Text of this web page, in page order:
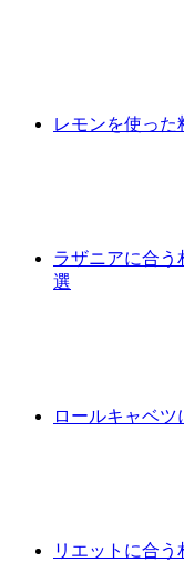
レモンを使った
ラザニアに合う
選
ロールキャベ
リエットに合